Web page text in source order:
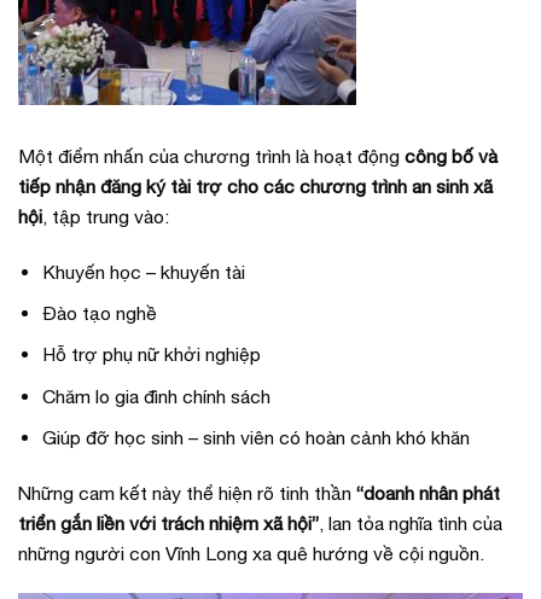
Một điểm nhấn của chương trình là hoạt động công bố và
tiếp nhận đăng ký tài trợ cho các chương trình an sinh xã
hội, tập trung vào:
Khuyến học – khuyến tài
Đào tạo nghề
Hỗ trợ phụ nữ khởi nghiệp
Chăm lo gia đình chính sách
Giúp đỡ học sinh – sinh viên có hoàn cảnh khó khăn
Những cam kết này thể hiện rõ tinh thần “doanh nhân phát
triển gắn liền với trách nhiệm xã hội”, lan tỏa nghĩa tình của
những người con Vĩnh Long xa quê hướng về cội nguồn.